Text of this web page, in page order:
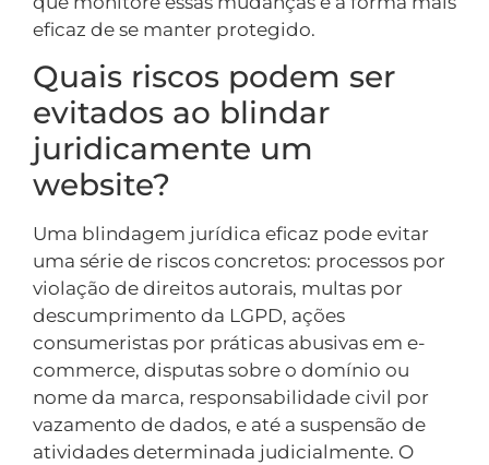
eficaz de se manter protegido.
Quais riscos podem ser
evitados ao blindar
juridicamente um
website?
Uma blindagem jurídica eficaz pode evitar
uma série de riscos concretos: processos por
violação de direitos autorais, multas por
descumprimento da LGPD, ações
consumeristas por práticas abusivas em e-
commerce, disputas sobre o domínio ou
nome da marca, responsabilidade civil por
vazamento de dados, e até a suspensão de
atividades determinada judicialmente. O